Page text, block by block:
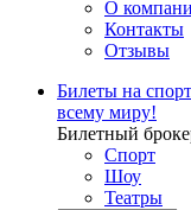
О
Контакты
Отзывы
Билеты на
всему миру!
Билетный
Спорт
Шоу
Театры